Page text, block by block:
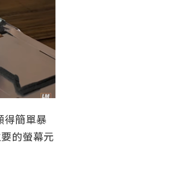
得簡單暴
的螢幕元